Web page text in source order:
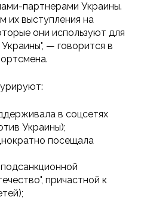
партнерами Украины.
их выступления на
они используют для
— говорится в
в соцсетях
Украины);
посещала
причастной к